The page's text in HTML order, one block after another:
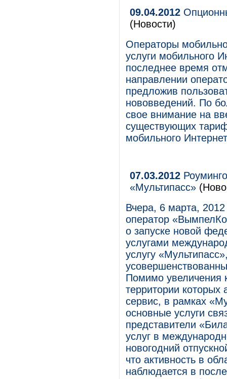
09.04.2012
(Новости)
Операторы
услуги мобильного
последнее время
направлении
предложив
нововведений. По
свое внимание на
существующих
мобильного
07.03.2012
«Мультипасс»
Вчера, 6 марта,
оператор
о запуске новой
услугами
услугу
Помимо увеличения
территории
сервис, в рамках
основные услуги
представители
услуг в
новогодний
что активность в
наблюдается в